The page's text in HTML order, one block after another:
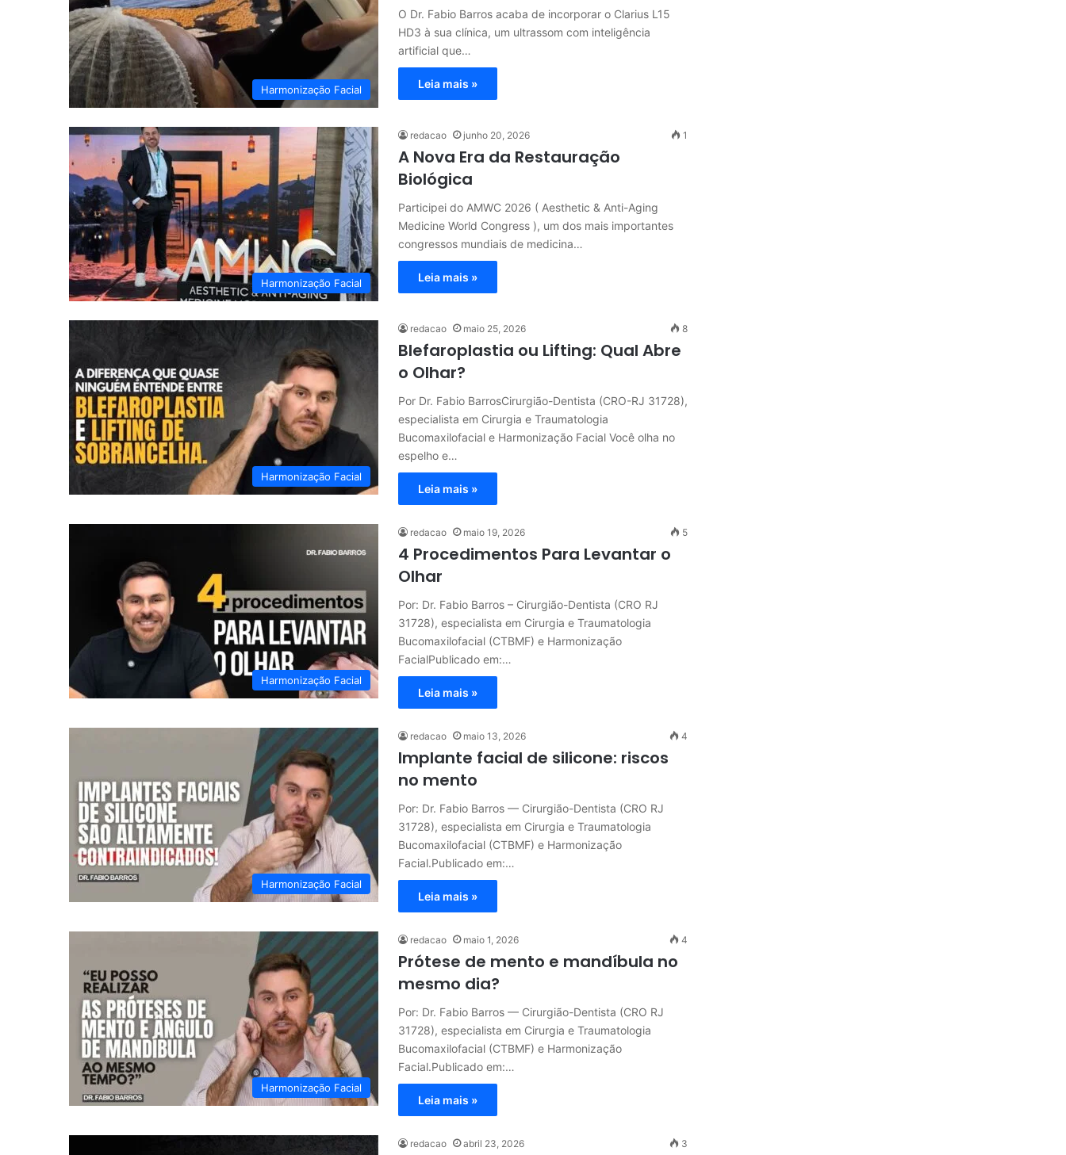
Harmonização Facial
O Dr. Fabio Barros acaba de incorporar o Clarius L15
HD3 à sua clínica, um ultrassom com inteligência
artificial que…
Leia mais »
Harmonização Facial
redacao junho 20, 2026 1
A Nova Era da Restauração
Biológica
Participei do AMWC 2026 ( Aesthetic & Anti-Aging
Medicine World Congress ), um dos mais importantes
congressos mundiais de medicina…
Leia mais »
Harmonização Facial
redacao maio 25, 2026 8
Blefaroplastia ou Lifting: Qual Abre
o Olhar?
Por Dr. Fabio BarrosCirurgião-Dentista (CRO-RJ 31728),
especialista em Cirurgia e Traumatologia
Bucomaxilofacial e Harmonização Facial Você olha no
espelho e…
Leia mais »
Harmonização Facial
redacao maio 19, 2026 5
4 Procedimentos Para Levantar o
Olhar
Por: Dr. Fabio Barros – Cirurgião-Dentista (CRO RJ
31728), especialista em Cirurgia e Traumatologia
Bucomaxilofacial (CTBMF) e Harmonização
FacialPublicado em:…
Leia mais »
Harmonização Facial
redacao maio 13, 2026 4
Implante facial de silicone: riscos
no mento
Por: Dr. Fabio Barros — Cirurgião-Dentista (CRO RJ
31728), especialista em Cirurgia e Traumatologia
Bucomaxilofacial (CTBMF) e Harmonização
Facial.Publicado em:…
Leia mais »
Harmonização Facial
redacao maio 1, 2026 4
Prótese de mento e mandíbula no
mesmo dia?
Por: Dr. Fabio Barros — Cirurgião-Dentista (CRO RJ
31728), especialista em Cirurgia e Traumatologia
Bucomaxilofacial (CTBMF) e Harmonização
Facial.Publicado em:…
Leia mais »
redacao abril 23, 2026 3